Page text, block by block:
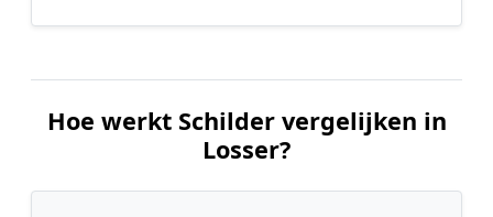
Hoe werkt Schilder vergelijken in
Losser?